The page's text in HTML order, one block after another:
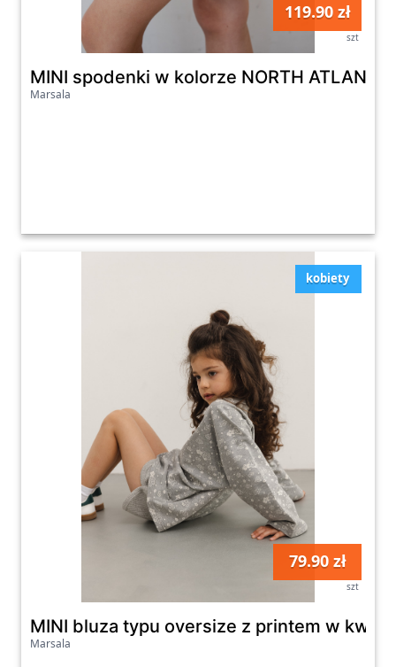
119.90 zł
szt
MINI spodenki w kolorze NORTH
Marsala
kobiety
79.90 zł
szt
MINI bluza typu oversize z printem w
Marsala